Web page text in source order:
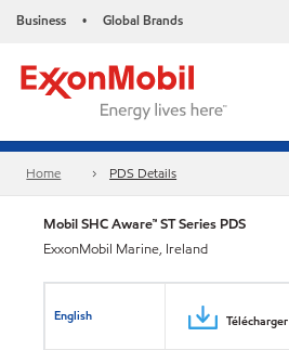
Business • Global Brands
Home PDS Details
Mobil SHC Aware™ ST Series PDS
ExxonMobil Marine, Ireland
English Télécharger